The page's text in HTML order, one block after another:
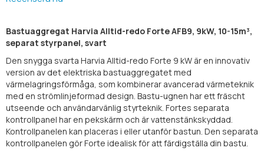
Bastuaggregat Harvia Alltid-redo Forte AFB9, 9kW, 10-15m³,
separat styrpanel, svart
Den snygga svarta Harvia Alltid-redo Forte 9 kW är en innovativ
version av det elektriska bastuaggregatet med
värmelagringsförmåga, som kombinerar avancerad värmeteknik
med en strömlinjeformad design. Bastu-ugnen har ett fräscht
utseende och användarvänlig styrteknik. Fortes separata
kontrollpanel har en pekskärm och är vattenstänkskyddad.
Kontrollpanelen kan placeras i eller utanför bastun. Den separata
kontrollpanelen gör Forte idealisk för att färdigställa din bastu.